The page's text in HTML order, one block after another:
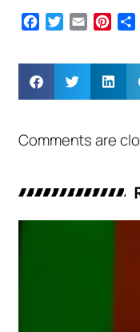
Facebook
Twitter
Email
Comments are